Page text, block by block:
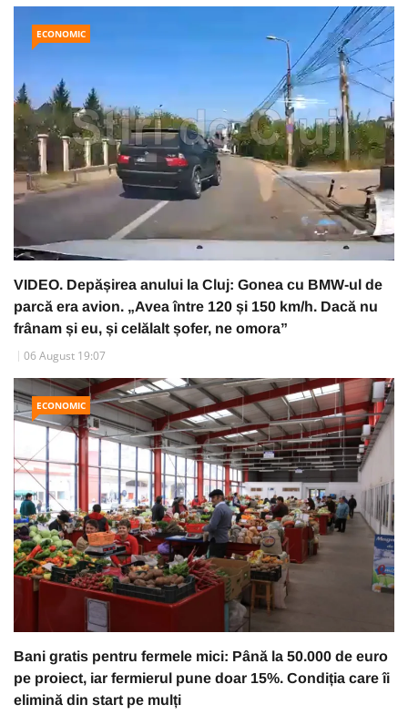
ECONOMIC
VIDEO. Depășirea anului la Cluj: Gonea cu BMW-ul de
parcă era avion. „Avea între 120 și 150 km/h. Dacă nu
frânam și eu, și celălalt șofer, ne omora”
06 August 19:07
ECONOMIC
Bani gratis pentru fermele mici: Până la 50.000 de euro
pe proiect, iar fermierul pune doar 15%. Condiția care îi
elimină din start pe mulți